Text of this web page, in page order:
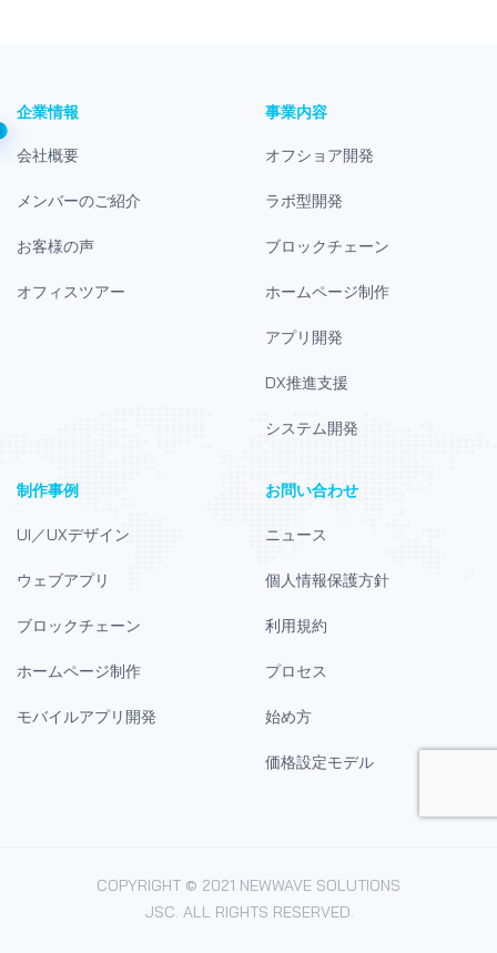
企業情報
会社概要
メンバーのご紹介
お客様の声
オフィスツアー
事業内容
オフショア開発
ラボ型開発
ブロックチェーン
ホームページ制作
アプリ開発
DX推進支援
システム開発
制作事例
UI／UXデザイン
ウェブアプリ
ブロックチェーン
ホームページ制作
モバイルアプリ開発
お問い合わせ
ニュース
個人情報保護方針
利用規約
プロセス
始め方
価格設定モデル
COPYRIGHT © 2021 NEWWAVE SOLUTIONS
JSC. ALL RIGHTS RESERVED.